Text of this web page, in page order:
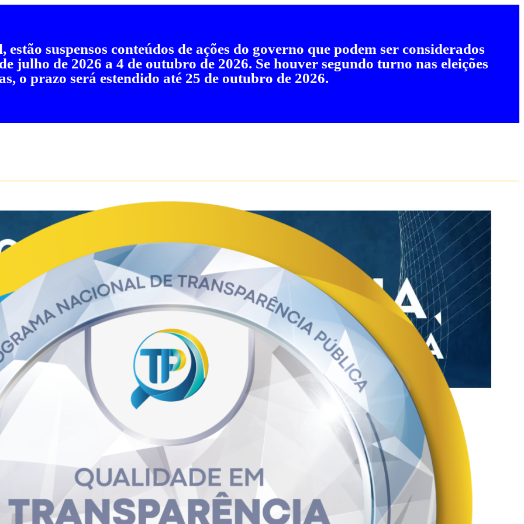
suspensos conteúdos de ações do governo que podem ser considerados
julho de 2026 a 4 de outubro de 2026. Se houver segundo turno nas eleições
o prazo será estendido até 25 de outubro de 2026.